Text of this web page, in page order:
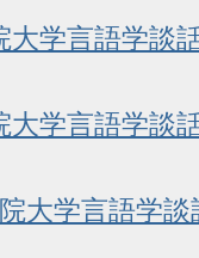
大学言語学
大学言語学
大学言語学